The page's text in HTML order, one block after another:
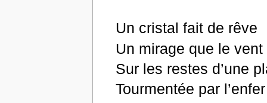
Un cristal fait de rêve
Un mirage que le
Sur les restes d’une
Tourmentée par